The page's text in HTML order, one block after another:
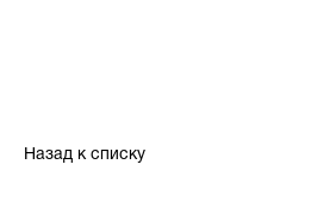
Назад к списку